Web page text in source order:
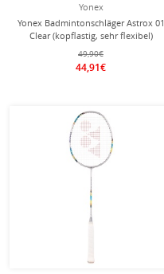
Yonex
Yonex Badmintonschläger Astrox 01
Clear (kopflastig, sehr flexibel)
schwarz/blau - besaitet -
49,90€
44,91€